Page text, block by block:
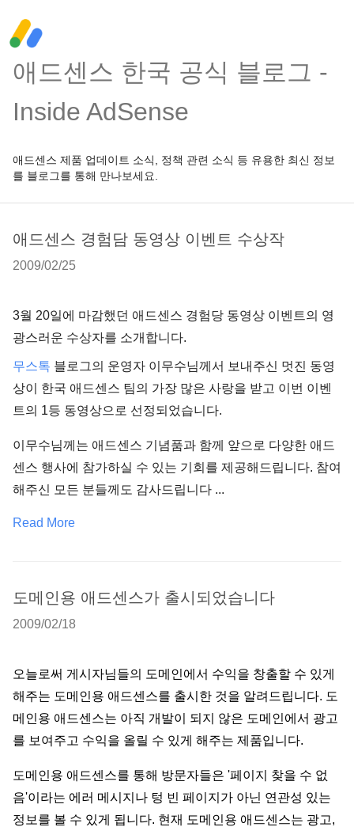
애드센스 한국 공식 블로그 -
Inside AdSense
애드센스 제품 업데이트 소식, 정책 관련 소식 등 유용한 최신 정보
를 블로그를 통해 만나보세요.
애드센스 경험담 동영상 이벤트 수상작
2009/02/25
3월 20일에 마감했던 애드센스 경험당 동영상 이벤트의 영
광스러운 수상자를 소개합니다.
무스톡 블로그의 운영자 이무수님께서 보내주신 멋진 동영
상이 한국 애드센스 팀의 가장 많은 사랑을 받고 이번 이벤
트의 1등 동영상으로 선정되었습니다.
이무수님께는 애드센스 기념품과 함께 앞으로 다양한 애드
센스 행사에 참가하실 수 있는 기회를 제공해드립니다. 참여
해주신 모든 분들께도 감사드립니다 ...
Read More
도메인용 애드센스가 출시되었습니다
2009/02/18
오늘로써 게시자님들의 도메인에서 수익을 창출할 수 있게
해주는 도메인용 애드센스를 출시한 것을 알려드립니다. 도
메인용 애드센스는 아직 개발이 되지 않은 도메인에서 광고
를 보여주고 수익을 올릴 수 있게 해주는 제품입니다.
도메인용 애드센스를 통해 방문자들은 '페이지 찾을 수 없
음'이라는 에러 메시지나 텅 빈 페이지가 아닌 연관성 있는
정보를 볼 수 있게 됩니다. 현재 도메인용 애드센스는 광고,